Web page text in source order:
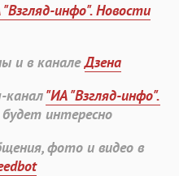
инфо". Новости
и в каналеДзена
канал"ИА "Взгляд-инфо".
интересно
фото и видео в